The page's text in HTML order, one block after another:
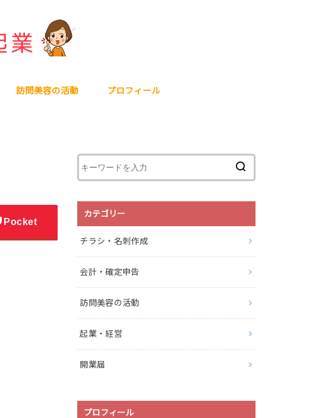
訪問美容の活動 プロフィール
Pocket
カテゴリー
チラシ・名刺作成
会計・確定申告
訪問美容の活動
起業・経営
開業届
プロフィール